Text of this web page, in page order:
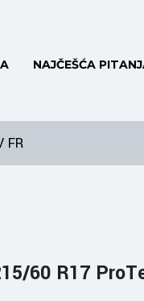
NAJČEŠĆA
FR
60 R17